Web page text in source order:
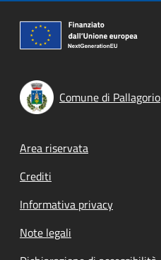
Comune di Pallagorio
Footer menu
Area riservata
Crediti
Informativa privacy
Note legali